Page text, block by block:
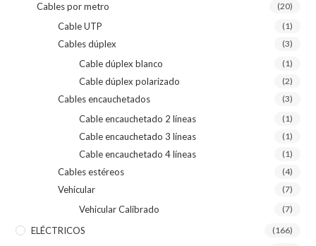
Cables por metro (20)
Cable UTP (1)
Cables dúplex (3)
Cable dúplex blanco (1)
Cable dúplex polarizado (2)
Cables encauchetados (3)
Cable encauchetado 2 líneas (1)
Cable encauchetado 3 líneas (1)
Cable encauchetado 4 líneas (1)
Cables estéreos (4)
Vehicular (7)
Vehicular Calibrado (7)
ELÉCTRICOS (166)